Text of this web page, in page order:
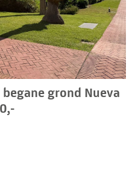
grond Nueva